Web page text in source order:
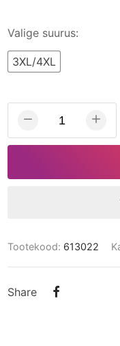
Valige suurus:
3XL/4XL
Tootekood: 613022
Share